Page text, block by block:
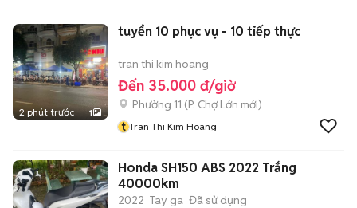
2 phút trước 1
tuyển 10 phục vụ - 10 tiếp thực
tran thi kim hoang
Đến 35.000 đ/giờ
Phường 11 (P. Chợ Lớn mới)
t Tran Thi Kim Hoang
Honda SH150 ABS 2022 Trắng
40000km
2022 Tay ga Đã sử dụng